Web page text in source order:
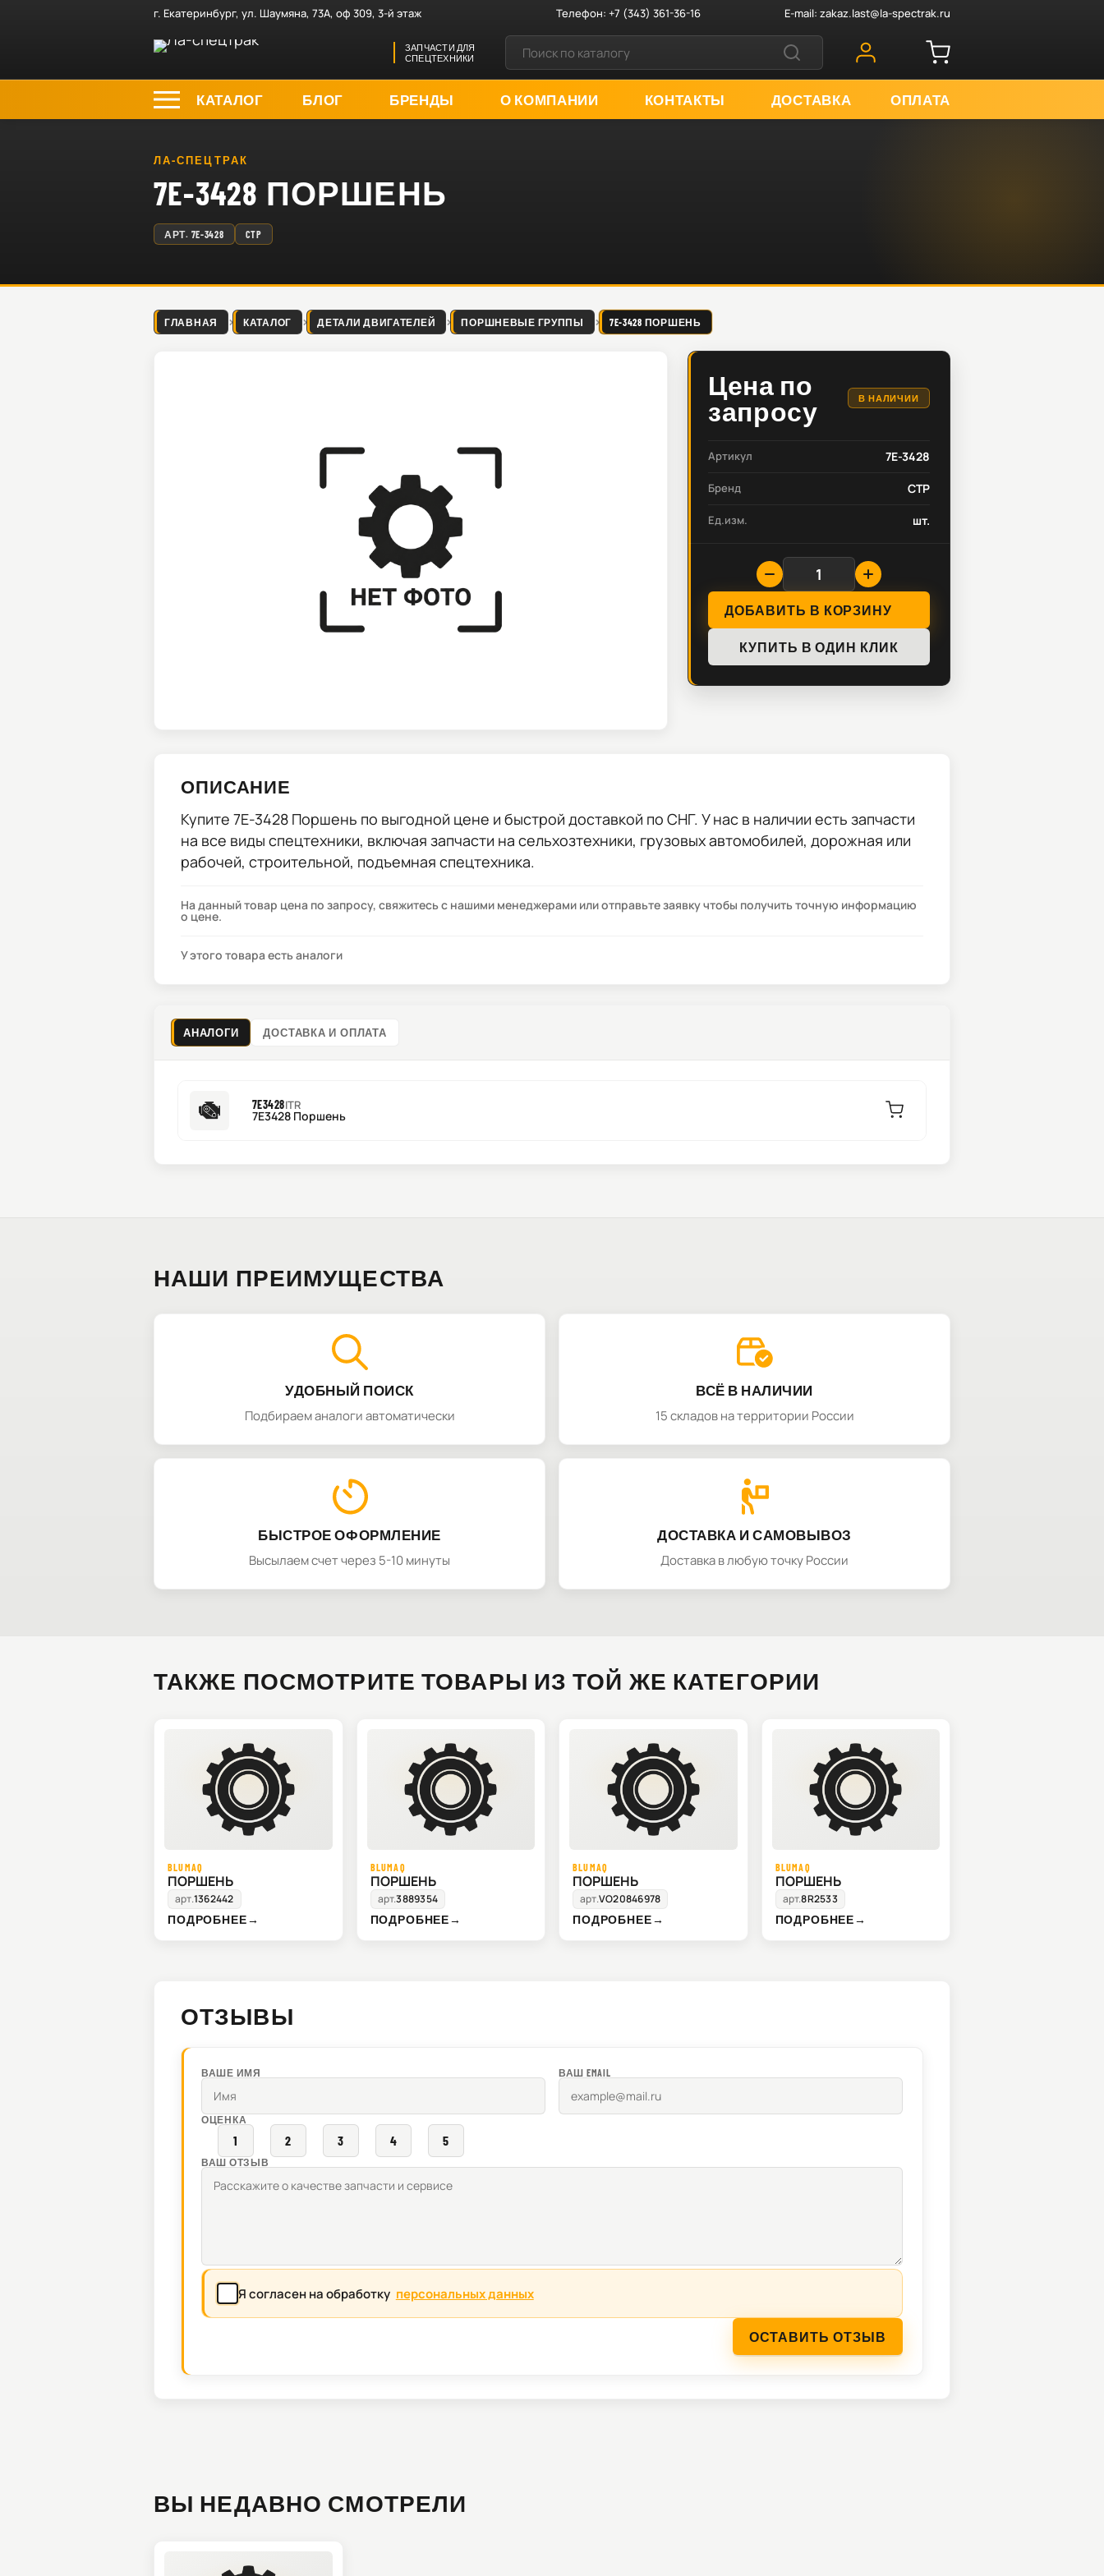
г. Екатеринбург, ул. Шаумяна, 73А, оф 309, 3-й этаж Телефон:+7 (343) 361-36-16 E-mail: zakaz.last@la-spectrak.ru
ЗАПЧАСТИ ДЛЯ
СПЕЦТЕХНИКИ
КАТАЛОГ БЛОГ БРЕНДЫ О КОМПАНИИ КОНТАКТЫ ДОСТАВКА ОПЛАТА
ЛА-СПЕЦТРАК
7E-3428 ПОРШЕНЬ
АРТ. 7E-3428 CTP
ГЛАВНАЯ КАТАЛОГ ДЕТАЛИ ДВИГАТЕЛЕЙ ПОРШНЕВЫЕ ГРУППЫ 7E-3428 ПОРШЕНЬ
Цена по
запросу
В НАЛИЧИИ
Артикул 7E-3428
Бренд CTP
Ед.изм. шт.
ДОБАВИТЬ В КОРЗИНУ
КУПИТЬ В ОДИН КЛИК
ОПИСАНИЕ
Купите 7E-3428 Поршень по выгодной цене и быстрой доставкой по СНГ. У нас в наличии есть запчасти
на все виды спецтехники, включая запчасти на сельхозтехники, грузовых автомобилей, дорожная или
рабочей, строительной, подъемная спецтехника.
На данный товар цена по запросу, свяжитесь с нашими менеджерами или отправьте заявку чтобы получить точную информацию
о цене.
У этого товара есть аналоги
АНАЛОГИ ДОСТАВКА И ОПЛАТА
7E3428ITR
7E3428 Поршень
НАШИ ПРЕИМУЩЕСТВА
УДОБНЫЙ ПОИСК
Подбираем аналоги автоматически
ВСЁ В НАЛИЧИИ
15 складов на территории России
БЫСТРОЕ ОФОРМЛЕНИЕ
Высылаем счет через 5-10 минуты
ДОСТАВКА И САМОВЫВОЗ
Доставка в любую точку России
ТАКЖЕ ПОСМОТРИТЕ ТОВАРЫ ИЗ ТОЙ ЖЕ КАТЕГОРИИ
BLUMAQ
ПОРШЕНЬ
арт.1362442
ПОДРОБНЕЕ→
BLUMAQ
ПОРШЕНЬ
арт.3889354
ПОДРОБНЕЕ→
BLUMAQ
ПОРШЕНЬ
арт.VO20846978
ПОДРОБНЕЕ→
BLUMAQ
ПОРШЕНЬ
арт.8R2533
ПОДРОБНЕЕ→
ОТЗЫВЫ
ВАШЕ ИМЯ ВАШ EMAIL
ОЦЕНКА
1 2 3 4 5
ВАШ ОТЗЫВ
Я согласен на обработку персональных данных
ОСТАВИТЬ ОТЗЫВ
ВЫ НЕДАВНО СМОТРЕЛИ